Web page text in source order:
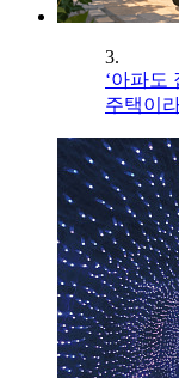
3.
‘아파도
주택이